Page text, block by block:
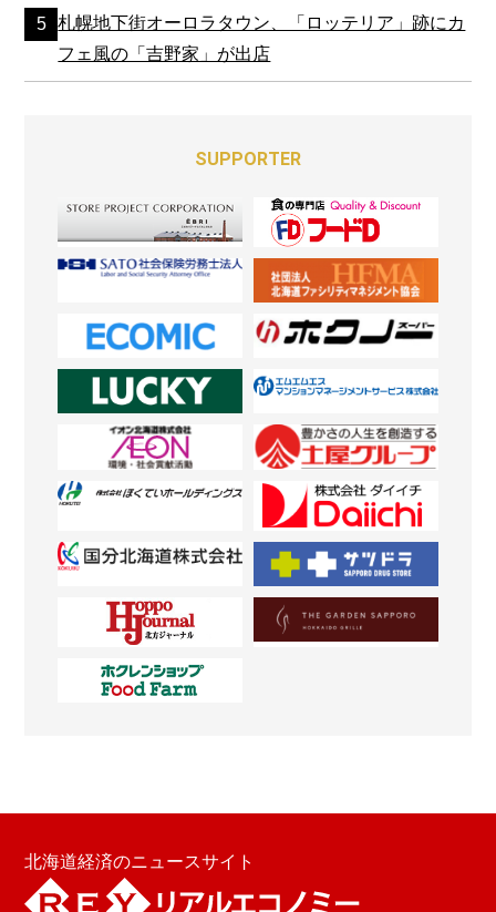
札幌地下街オーロラタウン、「ロッテリア」跡にカ
フェ風の「吉野家」が出店
SUPPORTER
北海道経済のニュースサイト